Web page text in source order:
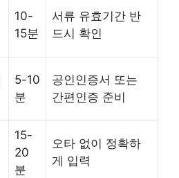
10-
15분
서류 유효기간 반
드시 확인
5-10
분
공인인증서 또는
간편인증 준비
15-
20
분
오타 없이 정확하
게 입력